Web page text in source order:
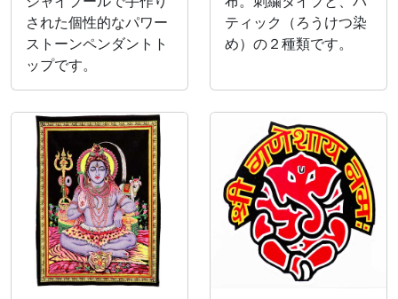
された個性的なパワー
ストーンペンダントト
ップです。
ティック（ろうけつ染
め）の２種類です。